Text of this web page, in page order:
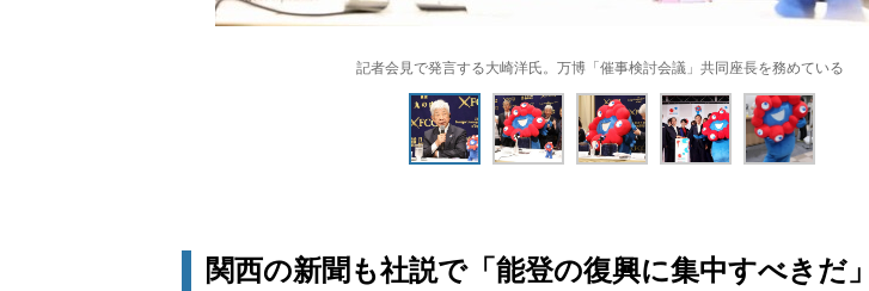
記者会見で発言する大崎洋氏。万博「催事検討会議」共同座長を務めている
関西の新聞も社説で「能登の復興に集中すべきだ